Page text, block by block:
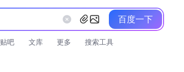
百度一下
贴吧 文库 更多 搜索工具